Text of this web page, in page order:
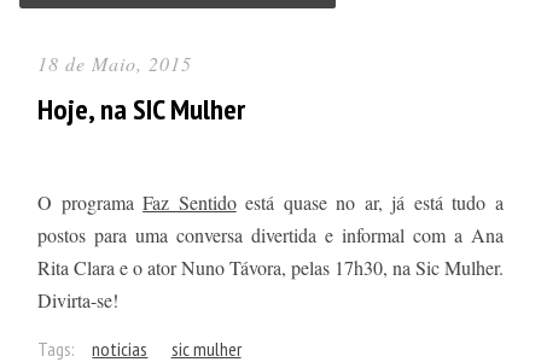
18 de Maio, 2015
Hoje, na SIC Mulher
O programaFaz Sentidoestá quase no ar, já está tudo a
postos para uma conversa divertida e informal com a Ana
Rita Clara e o ator Nuno Távora, pelas 17h30, na Sic Mulher.
Divirta-se!
Tags: noticias sic mulher